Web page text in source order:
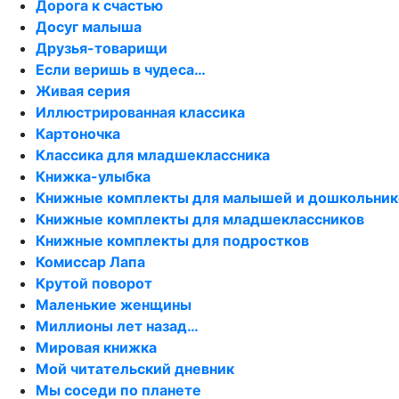
Дорога к счастью
Досуг малыша
Друзья-товарищи
Если веришь в чудеса…
Живая серия
Иллюстрированная классика
Картоночка
Классика для младшеклассника
Книжка-улыбка
Книжные комплекты для малышей и
Книжные комплекты для младшеклассников
Книжные комплекты для подростков
Комиссар Лапа
Крутой поворот
Маленькие женщины
Миллионы лет назад…
Мировая книжка
Мой читательский дневник
Мы соседи по планете